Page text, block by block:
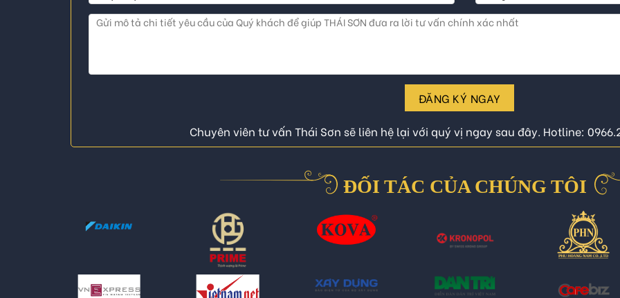
ĐĂNG KÝ NGAY
Chuyên viên tư vấn Thái Sơn sẽ liên hệ lại với quý vị ngay sau đây. Hotline:
ĐỐI TÁC CỦA CHÚNG TÔI